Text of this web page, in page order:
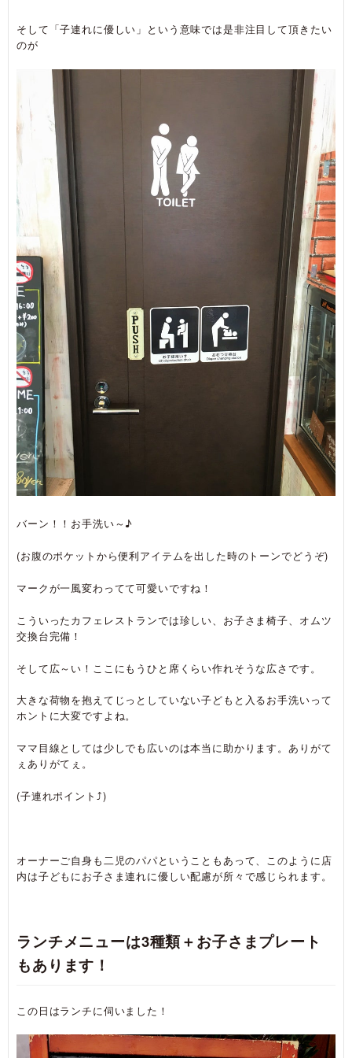
そして「子連れに優しい」という意味では是非注目して頂きたい
のが
バーン！！お手洗い～♪
(お腹のポケットから便利アイテムを出した時のトーンでどうぞ)
マークが一風変わってて可愛いですね！
こういったカフェレストランでは珍しい、お子さま椅子、オムツ
交換台完備！
そして広～い！ここにもうひと席くらい作れそうな広さです。
大きな荷物を抱えてじっとしていない子どもと入るお手洗いって
ホントに大変ですよね。
ママ目線としては少しでも広いのは本当に助かります。ありがて
ぇありがてぇ。
(子連れポイント⤴)
オーナーご自身も二児のパパということもあって、このように店
内は子どもにお子さま連れに優しい配慮が所々で感じられます。
ランチメニューは3種類＋お子さまプレート
もあります！
この日はランチに伺いました！